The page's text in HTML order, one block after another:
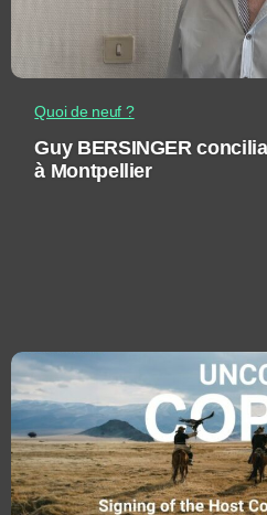
Quoi de neuf ?
Guy BERSINGER
à Montpellier